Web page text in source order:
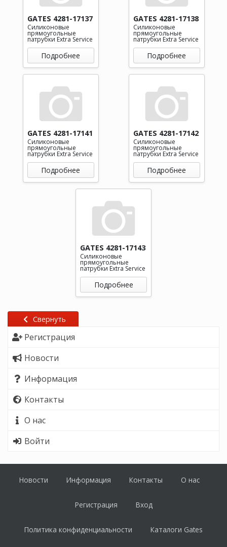
Свернуть
Регистрация
Новости
Информация
Контакты
О нас
Войти
GATES 4281-17137
Силиконовые
прямоугольные
патрубки Extra Service
Подробнее
GATES 4281-17138
Силиконовые
прямоугольные
патрубки Extra Service
Подробнее
GATES 4281-17141
Силиконовые
прямоугольные
патрубки Extra Service
Подробнее
GATES 4281-17142
Силиконовые
прямоугольные
патрубки Extra Service
Подробнее
GATES 4281-17143
Силиконовые
прямоугольные
патрубки Extra Service
Подробнее
Новости Информация Контакты О нас
Регистрация Вход
Политика конфиденциальности Каталоги Gates